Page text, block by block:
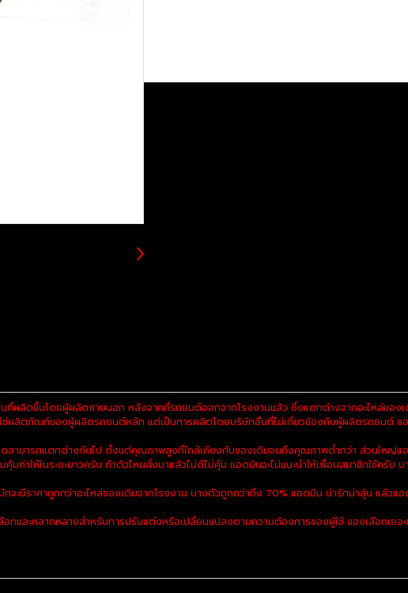
ที่ผลิตขึ้นโดยผู้ผลิตภายนอก หลังจากที่รถยนต์ออกจากโรงงานแล้ว ซึ่งแตกต่างจากอะไหล่ขอ
ช่ผลิตภัณฑ์ของผู้ผลิตรถยนต์หลัก แต่เป็นการผลิตโดยบริษัทอื่นที่ไม่เกี่ยวข้องกับผู้ผลิตรถยนต์ ข
ามารถแตกต่างกันไป ตั้งแต่คุณภาพสูงที่ใกล้เคียงกับของเดิมจนถึงคุณภาพต่ำกว่า ส่วนใหญ่แ
ค่าให้ในระยะยาวครับ ถ้าตัวไหนสั่งมาแล้วไม่ดีไม่คุ้ม แอดมินจะไม่แนะนำให้เพื่อนสมาชิกใช้ครับ
กจะมีราคาถูกกว่าอะไหล่ของเดิมจากโรงงาน บางตัวถูกกว่าถึง 70% แอดมิน น่ารักน่าลุ้น แล้ว
และหลากหลายสำหรับการปรับแต่งหรือเปลี่ยนแปลงตามความต้องการของผู้ใช้ ของเลือกเยอะ